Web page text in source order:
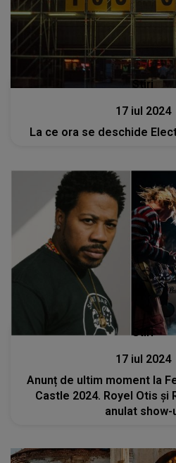
Stiri
17 iul 2024
La ce ora se deschide
Stiri
17 iul 2024
Anunț de ultim moment la
Castle 2024. Royel Otis și
anulat show-